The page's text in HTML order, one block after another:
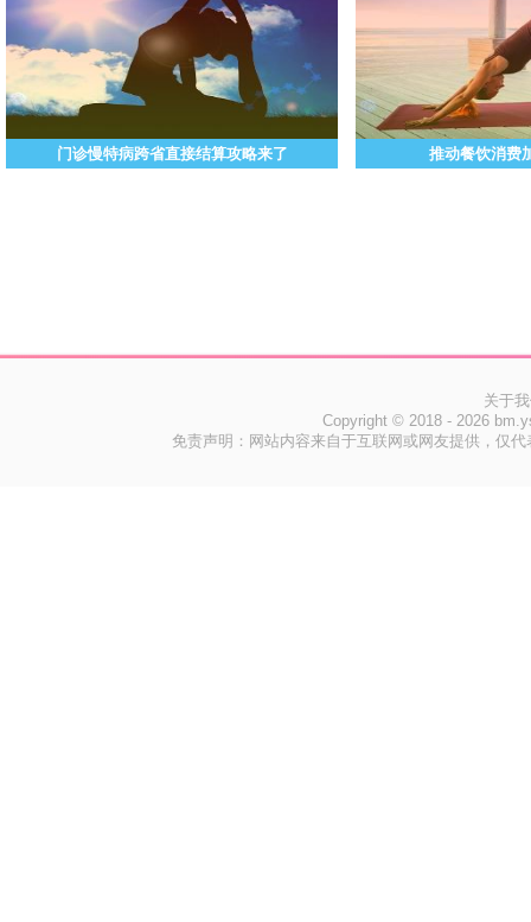
门诊慢特病跨省直接结算攻略来了 推动餐饮消费
关于
Copyright © 2018 - 2026
免责声明：网站内容来自于互联网或网友提供，仅